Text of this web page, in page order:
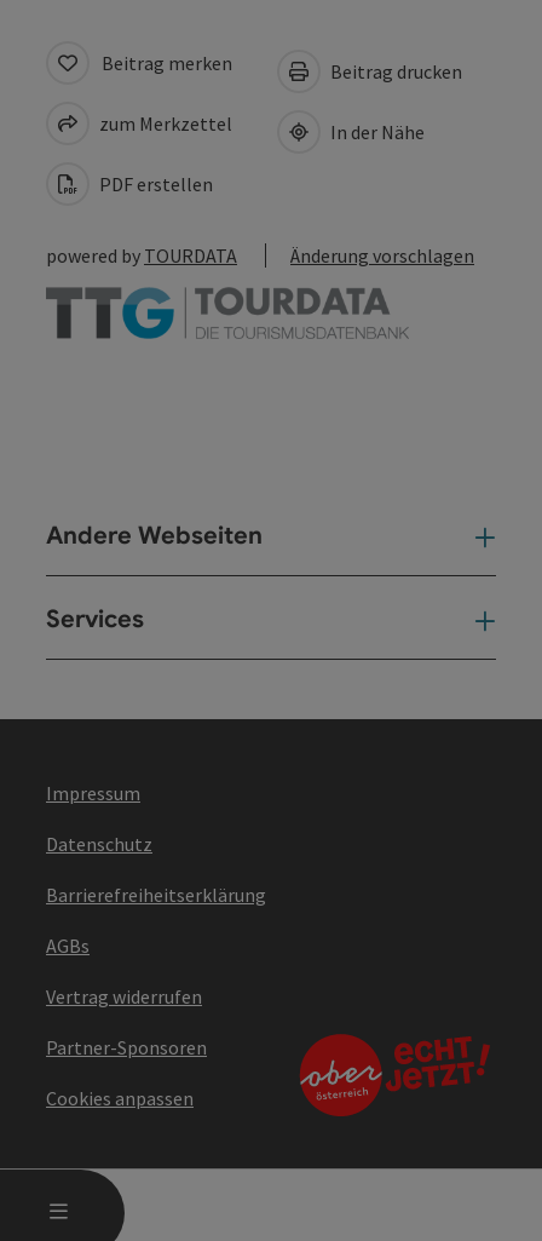
MENÜ
Beitrag merken
zum Merkzettel
PDF erstellen
Beitrag drucken
In der Nähe
powered by TOURDATA Änderung vorschlagen
Andere Webseiten
Services
Impressum
Datenschutz
Barrierefreiheitserklärung
AGBs
Vertrag widerrufen
Partner-Sponsoren
Cookies anpassen